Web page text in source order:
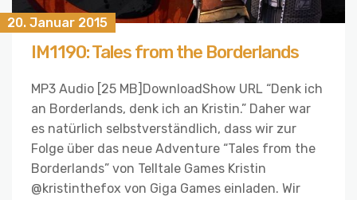
20. Januar 2015
IM1190: Tales from the Borderlands
MP3 Audio [25 MB]DownloadShow URL “Denk ich
an Borderlands, denk ich an Kristin.” Daher war
es natürlich selbstverständlich, dass wir zur
Folge über das neue Adventure “Tales from the
Borderlands” von Telltale Games Kristin
@kristinthefox von Giga Games einladen. Wir